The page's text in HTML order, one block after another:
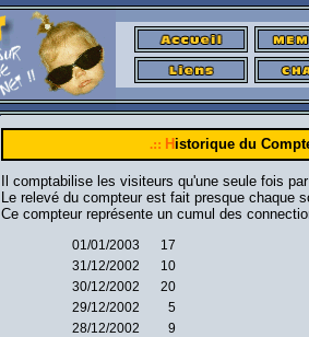
.:: Historique du
Il comptabilise les visiteurs qu'une seule fois
Le relevé du compteur est fait presque chaque
Ce compteur représente un cumul des
01/01/2003
17
31/12/2002
10
30/12/2002
20
29/12/2002
5
28/12/2002
9